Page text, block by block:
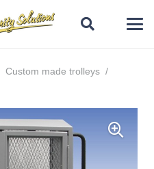
Custom made trolleys /